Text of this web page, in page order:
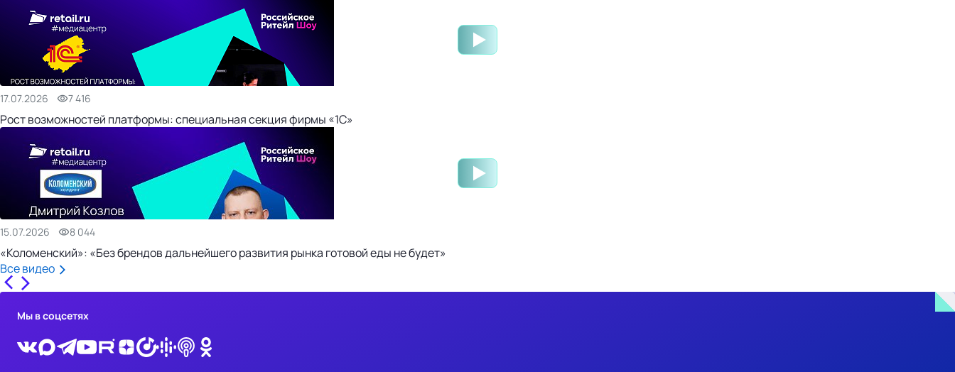
17.07.2026 7 416
Рост возможностей платформы: специальная секция фирмы «1С»
15.07.2026 8 044
«Коломенский»: «Без брендов дальнейшего развития рынка готовой еды не будет»
Все видео
Мы в соцсетях